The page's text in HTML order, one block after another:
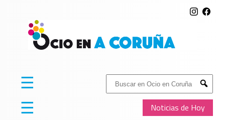
Buscar:
Submit
Noticias de Hoy
☰
☰